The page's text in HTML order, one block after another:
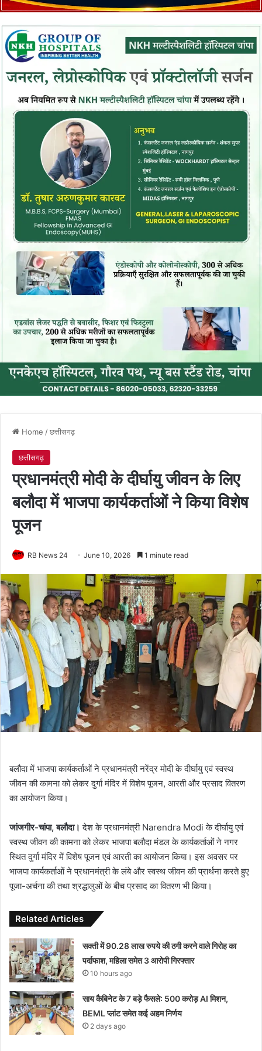
Home /छत्तीसगढ़
छत्तीसगढ़
प्रधानमंत्री मोदी के दीर्घायु जीवन के लिए
बलौदा में भाजपा कार्यकर्ताओं ने किया विशेष
पूजन
RB News 24 June 10, 2026 1 minute read
बलौदा में भाजपा कार्यकर्ताओं ने प्रधानमंत्री नरेंद्र मोदी के दीर्घायु एवं स्वस्थ
जीवन की कामना को लेकर दुर्गा मंदिर में विशेष पूजन, आरती और प्रसाद वितरण
का आयोजन किया।
जांजगीर-चांपा, बलौदा। देश के प्रधानमंत्री Narendra Modi के दीर्घायु एवं
स्वस्थ जीवन की कामना को लेकर भाजपा बलौदा मंडल के कार्यकर्ताओं ने नगर
स्थित दुर्गा मंदिर में विशेष पूजन एवं आरती का आयोजन किया। इस अवसर पर
भाजपा कार्यकर्ताओं ने प्रधानमंत्री के लंबे और स्वस्थ जीवन की प्रार्थना करते हुए
पूजा-अर्चना की तथा श्रद्धालुओं के बीच प्रसाद का वितरण भी किया।
Related Articles
सक्ती में 90.28 लाख रुपये की ठगी करने वाले गिरोह का
पर्दाफाश, महिला समेत 3 आरोपी गिरफ्तार
10 hours ago
साय कैबिनेट के 7 बड़े फैसले: 500 करोड़ AI मिशन,
BEML प्लांट समेत कई अहम निर्णय
2 days ago